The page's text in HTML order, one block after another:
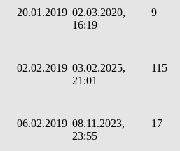
20.01.2019 02.03.2020,
16:19
9
02.02.2019 03.02.2025,
21:01
115
06.02.2019 08.11.2023,
23:55
17